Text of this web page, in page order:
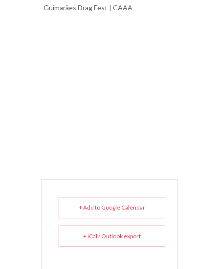
-Guimarães Drag Fest | CAAA
+ Add to Google Calendar
+ iCal / Outlook export